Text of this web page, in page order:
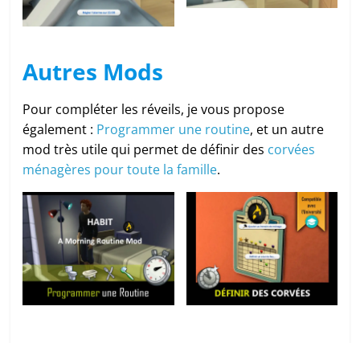
Autres Mods
Pour compléter les réveils, je vous propose
également : Programmer une routine, et un autre
mod très utile qui permet de définir des corvées
ménagères pour toute la famille.